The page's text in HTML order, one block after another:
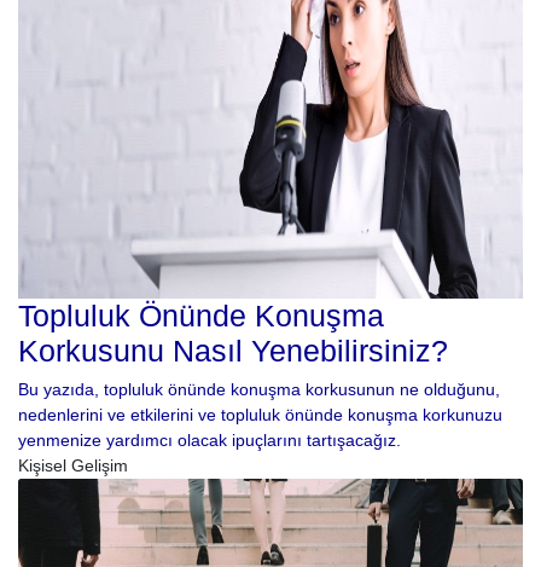
Topluluk Önünde Konuşma
Korkusunu Nasıl Yenebilirsiniz?
Bu yazıda, topluluk önünde konuşma korkusunun ne olduğunu,
nedenlerini ve etkilerini ve topluluk önünde konuşma korkunuzu
yenmenize yardımcı olacak ipuçlarını tartışacağız.
Kişisel Gelişim